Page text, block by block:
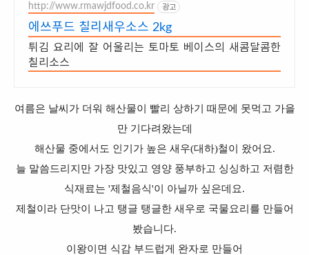
http://www.rmawjdfood.co.kr 광고
에쓰푸드 칠리새우소스 2kg
튀김 요리에 잘 어울리는 토마토 베이스의 새콤달콤한
칠리소스
여름은 날씨가 더워 해산물이 빨리 상하기 때문에 못먹고 가을
만 기다려왔는데
해산물 중에서도 인기가 높은 새우(대하)철이 왔어요.
늘 말씀드리지만 가장 맛있고 영양 풍부하고 싱싱하고 저렴한
식재료는 '제철음식'이 아닐까 싶은데요.
제철이라 단맛이 나고 탱글 탱글한 새우로 국물요리를 만들어
봤습니다.
이왕이면 식감 부드럽게 완자로 만들어